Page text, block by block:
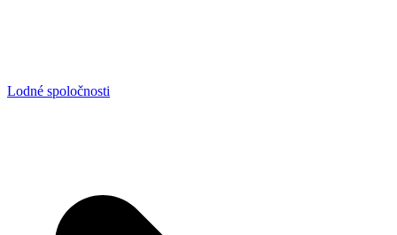
Lodné spoločnosti